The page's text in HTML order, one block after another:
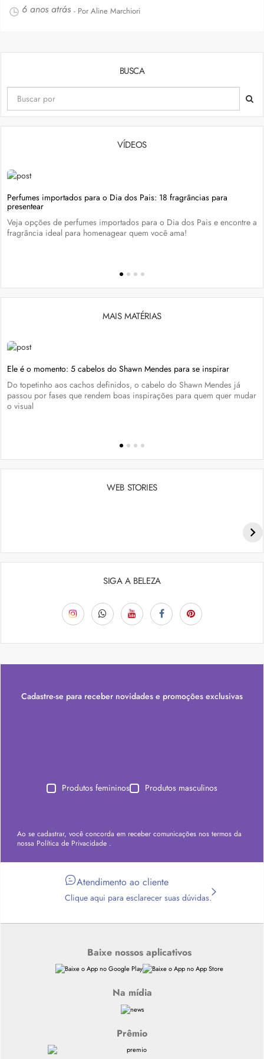
6 anos atrás - Por Aline Marchiori
BUSCA
VÍDEOS
Perfumes importados para o Dia dos Pais: 18 fragrâncias para
presentear
Veja opções de perfumes importados para o Dia dos Pais e encontre a
fragrância ideal para homenagear quem você ama!
MAIS MATÉRIAS
Ele é o momento: 5 cabelos do Shawn Mendes para se inspirar
Do topetinho aos cachos definidos, o cabelo do Shawn Mendes já
passou por fases que rendem boas inspirações para quem quer mudar
o visual
WEB STORIES
SIGA A BELEZA
Cadastre-se para receber novidades e promoções exclusivas
Produtos femininos Produtos masculinos
Ao se cadastrar, você concorda em receber comunicações nos termos da
nossa Política de Privacidade .
Atendimento ao cliente
Clique aqui para esclarecer suas dúvidas.
Baixe nossos aplicativos
Na mídia
Prêmio